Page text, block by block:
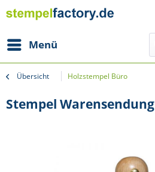
Menü
Übersicht Holzstempel Büro
Stempel Warensendung